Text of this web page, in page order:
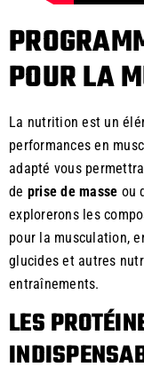
POUR LA
La nutrition est un
performances en
adapté vous
de prise de masse ou
explorerons les
pour la musculation,
glucides et autres
entraînements.
LES